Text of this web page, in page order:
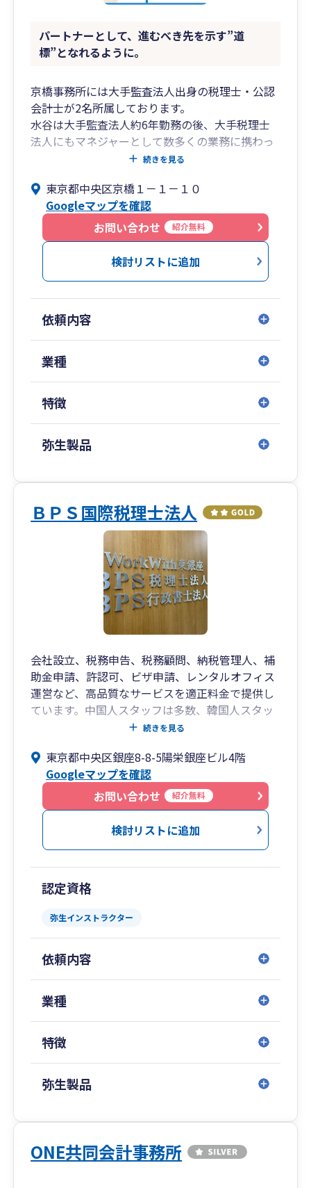
パートナーとして、進むべき先を示す”道
標”となれるように。
京橋事務所には大手監査法人出身の税理士・公認
会計士が2名所属しております。
水谷は大手監査法人約6年勤務の後、大手税理士
法人にもマネジャーとして数多くの業務に携わっ
た後、現在は家業である安政元年創業の金物店
た、川瀬は大手監査法人で10年以上の実務経験を
持ち、海外駐在経験もあり、2025年10月にしるべ
税理士法人に参画致しました。
個人事業主も法人も、経理・税金・融資等、事業
に関するお悩み事を多々お持ちかと思います。そ
の中で、事業を長く継続できる要因として、これ
勿論のこと、皆さまの日頃の経営課題に向き合う
お手伝いをさせていただきたいと思っておりま
す。是非、お声をお聴かせください。
続きを見る
東京都中央区京橋１－１－１０
Googleマップを確認
お問い合わせ
紹介無料
検討リストに追加
依頼内容
業種
特徴
弥生製品
ＢＰＳ国際税理士法人
会社設立、税務申告、税務顧問、納税管理人、補
助金申請、許認可、ビザ申請、レンタルオフィス
運営など、高品質なサービスを適正料金で提供し
ています。中国人スタッフは多数、韓国人スタッ
フ、ベトナム人スタッフも在籍しておりますので
続きを見る
東京都中央区銀座8-8-5陽栄銀座ビル4階
Googleマップを確認
お問い合わせ
紹介無料
検討リストに追加
認定資格
弥生インストラクター
依頼内容
業種
特徴
弥生製品
ONE共同会計事務所